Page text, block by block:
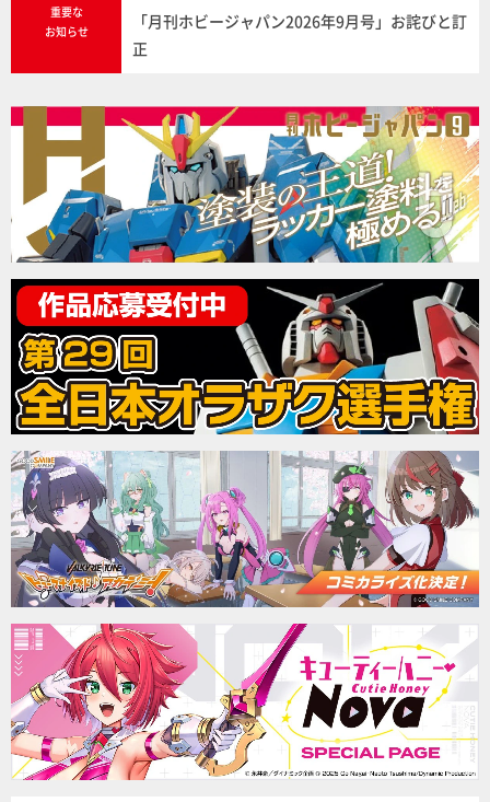
重要な
お知らせ
「月刊ホビージャパン2026年9月号」お詫びと訂
正